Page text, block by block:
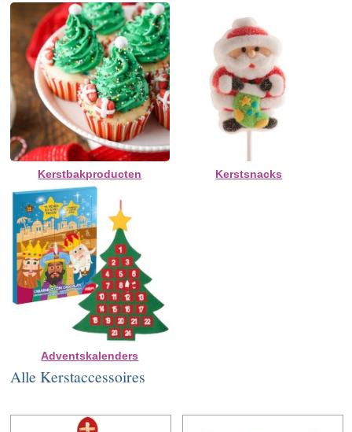
Kerstbakproducten Kerstsnacks
Adventskalenders
Alle Kerstaccessoires